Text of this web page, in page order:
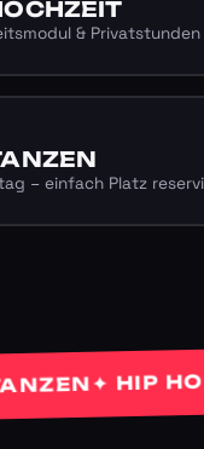
& Privatstunden
– einfach Platz
✦ HIP HOP ✦